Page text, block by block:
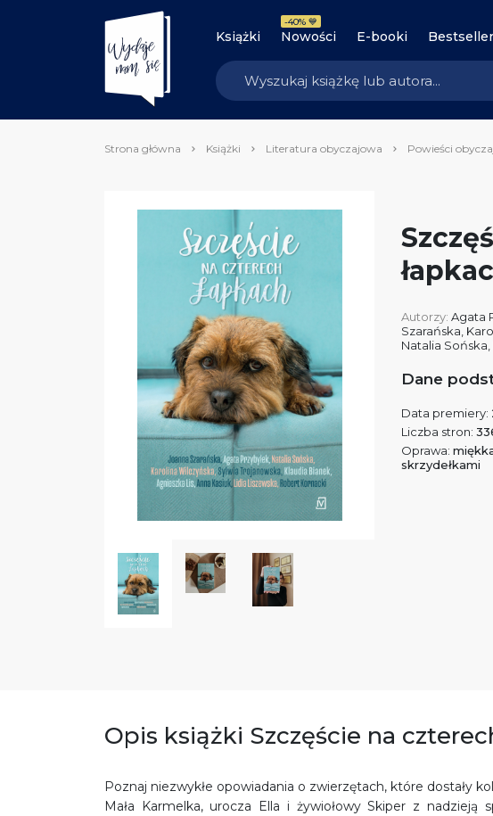
Książki Nowości
-40% 💙
E-booki
Strona główna Książki Literatura obyczajowa Powieści
Autorzy: Agata
Szarańska
Natalia Sońska
Dane
Data premiery:
Liczba stron:
Oprawa:
skrzydełkami
Opis książki Szczęście na
Poznaj niezwykłe opowiadania o zwierzętach, które dostały
Mała Karmelka, urocza Ella i żywiołowy Skiper z